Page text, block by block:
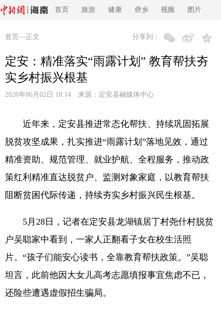
首页 旅游 健康 侨乡 视频 图片
首页 —正文 分享到：
定安：精准落实“雨露计划” 教育帮扶夯
实乡村振兴根基
2026年06月02日 18:14 来源： 定安县融媒体中心
近年来，定安县推进常态化帮扶、持续巩固拓展
脱贫攻坚成果，扎实推进“雨露计划”落地见效，通过
精准资助、规范管理、就业护航、全程服务，推动政
策红利精准直达脱贫户、监测对象家庭，以教育帮扶
阻断贫困代际传递，持续夯实乡村振兴民生根基。
5月28日，记者在定安县龙湖镇居丁村尧什村脱贫
户吴聪家中看到，一家人正翻看子女在校生活照
片。“孩子们能安心读书，全靠教育帮扶政策。”吴聪
坦言，此前他因大女儿高考志愿填报事宜焦虑不已，
还险些遭遇虚假招生骗局。